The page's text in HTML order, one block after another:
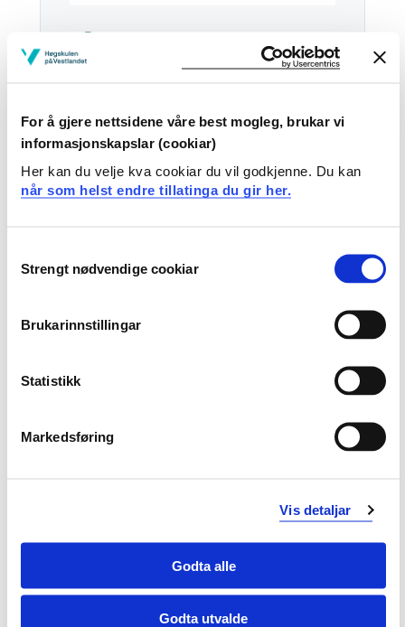
For å gjere nettsidene våre best mogleg, brukar vi
informasjonskapslar (cookiar)
Her kan du velje kva cookiar du vil godkjenne. Du kan
når som helst endre tillatinga du gir her.
Selection
Strengt nødvendige cookiar
Brukarinnstillingar
Statistikk
Markedsføring
Vis detaljar
Godta alle
Godta utvalde
Bergen
KRONSTAD C208
Sjå forskarprofil i NVA
kontektsbasert undervisning
Lærerutdanning
Feiloppfatninger i kjemifaget
Naturfag lærerutdanning
Science, Arts and Argumentation for future-making
Education (SAAFE)